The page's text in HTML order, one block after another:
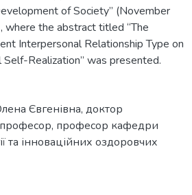
of Society” (November
where the abstract titled “The
Interpersonal Relationship Type on
Self-Realization” was presented.
Євгенівна, доктор
професор, професор кафедри
та інноваційних оздоровчих